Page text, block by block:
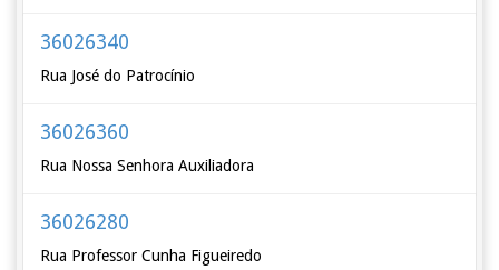
36026340
Rua José do Patrocínio
36026360
Rua Nossa Senhora Auxiliadora
36026280
Rua Professor Cunha Figueiredo